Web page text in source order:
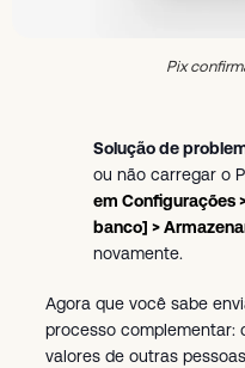
Pix
Solução de
ou não carregar o
em Configurações
banco] >
novamente.
Agora que você sabe
processo complementar:
valores de outras